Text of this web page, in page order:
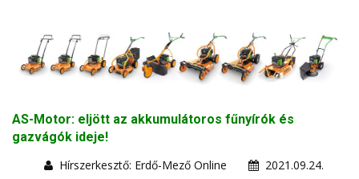
AS-Motor: eljött az akkumulátoros fűnyírók és
gazvágók ideje!
Hírszerkesztő: Erdő-Mező Online
2021.09.24.